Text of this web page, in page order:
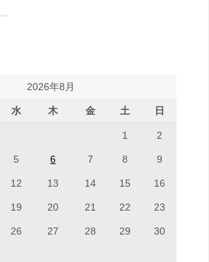
2026年8月
水 木 金 土 日
1 2
5 6 7 8 9
12 13 14 15 16
19 20 21 22 23
26 27 28 29 30